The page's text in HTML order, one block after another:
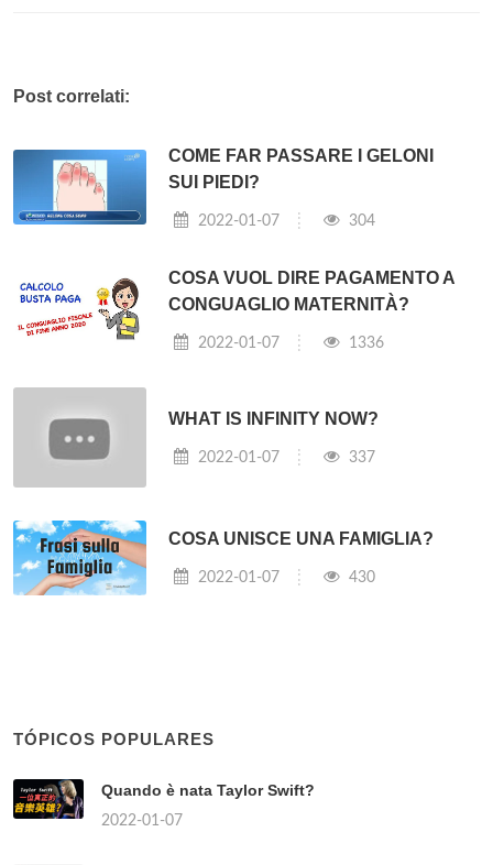
Post correlati:
COME FAR PASSARE I GELONI
SUI PIEDI?
2022-01-07 304
COSA VUOL DIRE PAGAMENTO A
CONGUAGLIO MATERNITÀ?
2022-01-07 1336
WHAT IS INFINITY NOW?
2022-01-07 337
COSA UNISCE UNA FAMIGLIA?
2022-01-07 430
TÓPICOS POPULARES
Quando è nata Taylor Swift?
2022-01-07